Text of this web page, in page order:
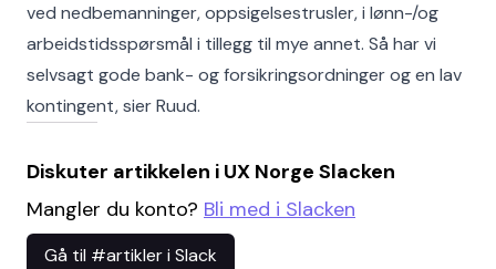
ved nedbemanninger, oppsigelsestrusler, i lønn-/og
arbeidstidsspørsmål i tillegg til mye annet. Så har vi
selvsagt gode bank- og forsikringsordninger og en lav
kontingent, sier Ruud.
Diskuter artikkelen i UX Norge Slacken
Mangler du konto? Bli med i Slacken
Gå til #artikler i Slack